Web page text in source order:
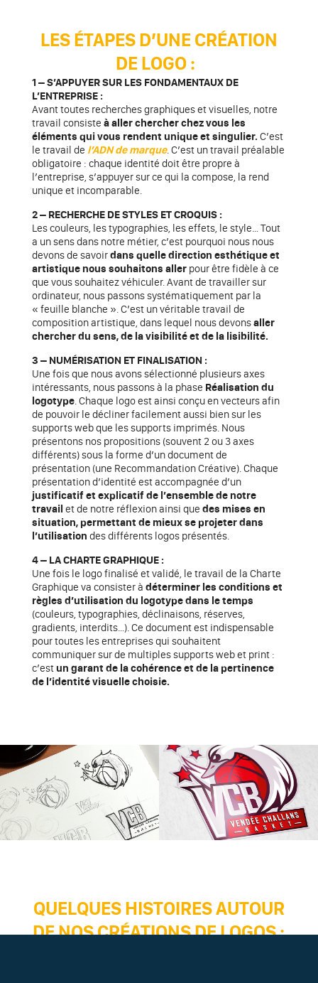
LES ÉTAPES D’UNE CRÉATION
DE LOGO :
1 – S’APPUYER SUR LES FONDAMENTAUX DE
L’ENTREPRISE :
Avant toutes recherches graphiques et visuelles, notre
travail consiste à aller chercher chez vous les
éléments qui vous rendent unique et singulier. C’est
le travail de l’ADN de marque. C’est un travail préalable
obligatoire : chaque identité doit être propre à
l’entreprise, s’appuyer sur ce qui la compose, la rend
unique et incomparable.
2 – RECHERCHE DE STYLES ET CROQUIS :
Les couleurs, les typographies, les effets, le style… Tout
a un sens dans notre métier, c’est pourquoi nous nous
devons de savoirdans quelle direction esthétique et
artistique nous souhaitons allerpour être fidèle à ce
que vous souhaitez véhiculer.Avant de travailler sur
ordinateur, nous passons systématiquement par la
« feuille blanche ».C’est un véritable travail de
composition artistique, dans lequel nous devonsaller
chercher du sens, de la visibilité et de la lisibilité.
3 – NUMÉRISATION ET FINALISATION :
Une fois que nous avons sélectionné plusieurs axes
intéressants, nous passons à la phase Réalisation du
logotype. Chaque logo est ainsi conçu en vecteurs afin
de pouvoir le décliner facilement aussi bien sur les
supports web que les supports imprimés. Nous
présentons nos propositions (souvent 2 ou 3 axes
différents) sous la forme d’un document de
présentation (une Recommandation Créative).Chaque
présentation d’identité est accompagnée d’un
justificatif et explicatif de l’ensemble de notre
travail et de notre réflexion ainsi que des mises en
situation, permettant de mieux se projeter dans
l’utilisation des différents logos présentés.
4 – LA CHARTE GRAPHIQUE :
Une fois le logo finalisé et validé, le travail de la Charte
Graphique va consister à déterminer les conditions et
règles d’utilisation du logotype dans le temps
(couleurs, typographies, déclinaisons, réserves,
gradients, interdits…). Ce document est indispensable
pour toutes les entreprises qui souhaitent
communiquer sur de multiples supports web et print :
c’estun garant de la cohérence et de la pertinence
de l’identité visuelle choisie.
QUELQUES HISTOIRES AUTOUR
DE NOS CRÉATIONS DE LOGOS :